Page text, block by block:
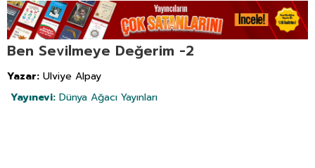
Ben Sevilmeye Değerim -2
Yazar: Ulviye Alpay
Yayınevi: Dünya Ağacı Yayınları